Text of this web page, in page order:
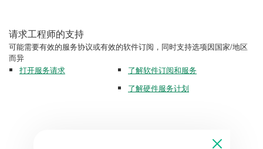
请求工程师的支持
可能需要有效的服务协议或有效的软件订阅，同时支持选项因国家/地区
而异
打开服务请求
了解软件订阅和服务
了解硬件服务计划